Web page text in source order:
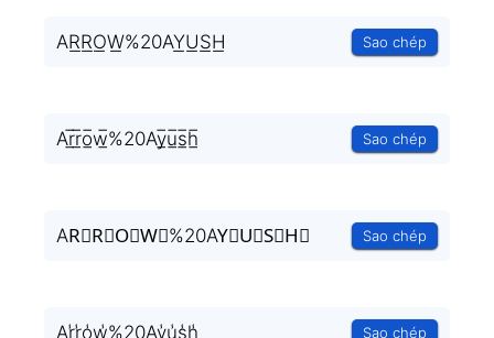
AR͟R͟O͟W͟%20AY͟U͟S͟H͟ Sao chép
Ar̲̅r̲̅o̲̅w̲̅%20Ay̲̅u̲̅s̲̅h̲̅ Sao chép
AR⃣R⃣O⃣W⃣%20AY⃣U⃣S⃣H⃣ Sao chép
Ar̾r̾o̾w̾%20Ay̾u̾s̾h̾ Sao chép